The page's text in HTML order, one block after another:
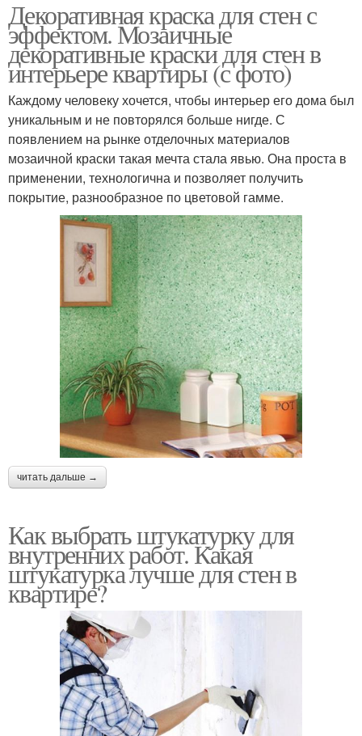
Декоративная краска для стен с
эффектом. Мозаичные
декоративные краски для стен в
интерьере квартиры (с фото)
Каждому человеку хочется, чтобы интерьер его дома был
уникальным и не повторялся больше нигде. С
появлением на рынке отделочных материалов
мозаичной краски такая мечта стала явью. Она проста в
применении, технологична и позволяет получить
покрытие, разнообразное по цветовой гамме.
читать дальше →
Как выбрать штукатурку для
внутренних работ. Какая
штукатурка лучше для стен в
квартире?